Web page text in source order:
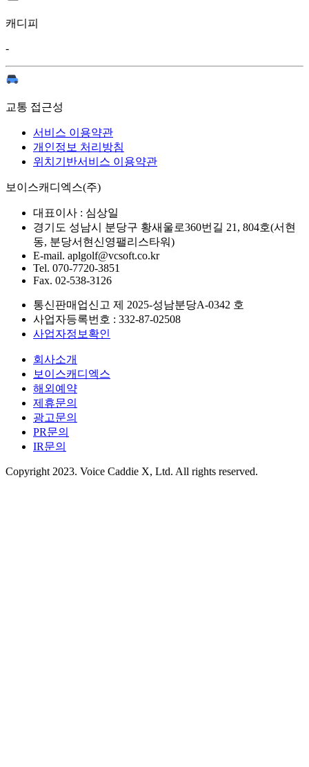
캐디피
-
교통 접근성
서비스 이용약관
개인정보 처리방침
위치기반서비스 이용약관
보이스캐디엑스(주)
대표이사 : 심상일
경기도 성남시 분당구 황새울로360번길 21, 804호(서현
동, 분당서현신영팰리스타워)
E-mail. aplgolf@vcsoft.co.kr
Tel. 070-7720-3851
Fax. 02-538-3126
통신판매업신고 제 2025-성남분당A-0342 호
사업자등록번호 : 332-87-02508
사업자정보확인
회사소개
보이스캐디엑스
해외예약
제휴문의
광고문의
PR문의
IR문의
Copyright 2023. Voice Caddie X, Ltd. All rights reserved.